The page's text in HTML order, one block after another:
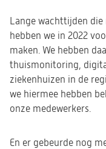
Lange wachttijden
hebben we in 2022
maken. We hebben
thuismonitoring,
ziekenhuizen in de
we hiermee hebben
onze medewerkers.
En er gebeurde nog